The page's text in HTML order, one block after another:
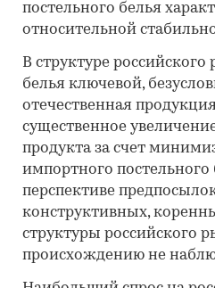
постельного белья
относительной
В структуре
белья ключевой,
отечественная
существенное
продукта за счет
импортного
перспективе
конструктивных,
структуры российского
происхождению не